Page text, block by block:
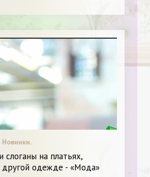
слоганы на платьях,
другой одежде - «Мода»